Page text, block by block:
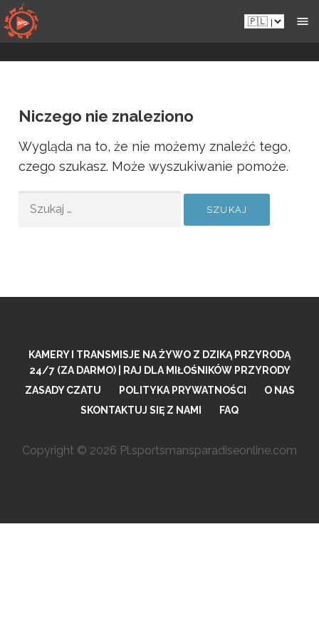
Przejdź
do
zawartości
Pl.sportsmansparadiseonline.com
Niczego nie znaleziono
Wygląda na to, że nie możemy znaleźć tego,
czego szukasz. Może wyszukiwanie pomoże.
KAMERY I TRANSMISJE NA ŻYWO Z DZIKĄ PRZYRODĄ
24/7 (ZA DARMO) | RAJ DLA MIŁOŚNIKÓW PRZYRODY
ZASADY CZATU
POLITYKA PRYWATNOŚCI
O NAS
SKONTAKTUJ SIĘ Z NAMI
FAQ
Copyright © 2026 Pl.sportsmansparadiseonline.com